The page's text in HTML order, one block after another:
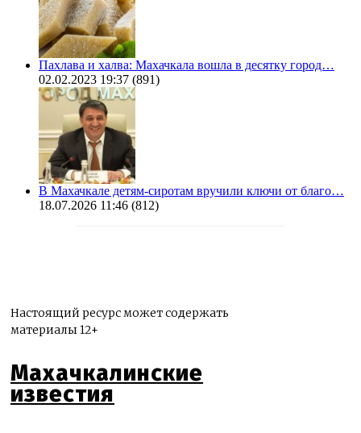
Пахлава и халва: Махачкала вошла в десятку город…
02.02.2023 19:37 (891)
В Махачкале детям-сиротам вручили ключи от благо…
18.07.2026 11:46 (812)
Настоящий ресурс может содержать
материалы 12+
Махачкалинские
известия